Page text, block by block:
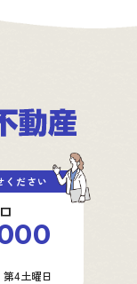
ください
4土曜日